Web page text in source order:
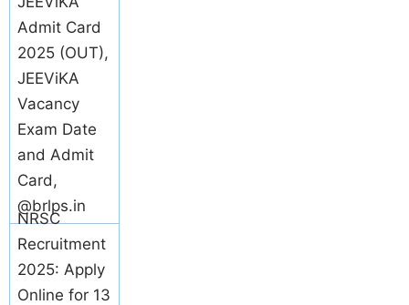
Admit Card
2025 (OUT),
JEEViKA
Vacancy
Exam Date
and Admit
Card,
@brlps.in
NRSC
Recruitment
2025: Apply
Online for 13